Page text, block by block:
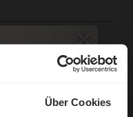
Über Cookies